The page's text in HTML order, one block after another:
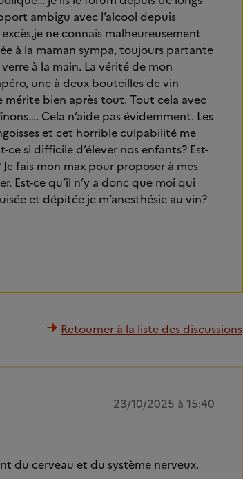
ambigu avec l’alcool depuis
ne connais malheureusement
à la maman sympa, toujours partante
à la main. La vérité de mon
une à deux bouteilles de vin
mérite bien après tout. Tout cela avec
Cela n’aide pas évidemment. Les
et cet horrible culpabilité me
si difficile d’élever nos enfants? Est-
fais mon max pour proposer à mes
Est-ce qu’il n’y a donc que moi qui
et dépitée je m’anesthésie au vin?
Retourner à la liste des discussions
23/10/2025 à 15:40
du cerveau et du système nerveux.